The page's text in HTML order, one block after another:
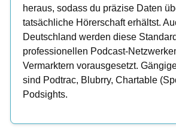
heraus, sodass du präzise Daten
tatsächliche Hörerschaft erhältst.
Deutschland werden diese
professionellen Podcast-
Vermarktern vorausgesetzt.
sind Podtrac, Blubrry, Chartable
Podsights.